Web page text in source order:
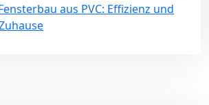
aus PVC: Effizienz und